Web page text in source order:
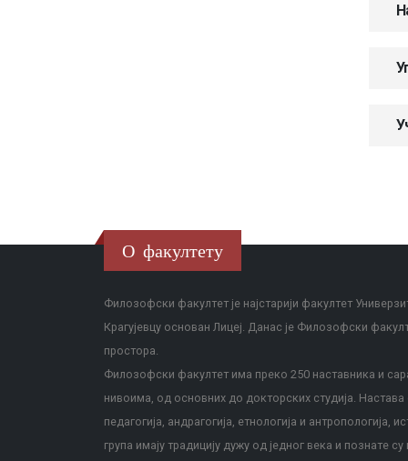
О факултету
Филозофски факултет је најстарији факултет
Крагујевцу основан Лицеј. Данас је Филозофски
простора.
Филозофски факултет има преко 250 наставника и
нивоима, од основних до докторских студија. Настава
педагогија, андрагогија, етнологија и антропологија,
група имају традицију дужу од једног века и познате су